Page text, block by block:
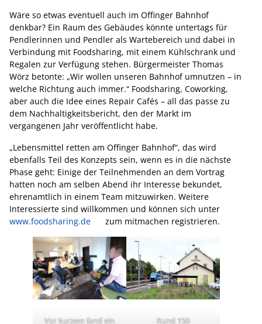
Wäre so etwas eventuell auch im Offinger Bahnhof
denkbar? Ein Raum des Gebäudes könnte untertags für
Pendlerinnen und Pendler als Wartebereich und dabei in
Verbindung mit Foodsharing, mit einem Kühlschrank und
Regalen zur Verfügung stehen. Bürgermeister Thomas
Wörz betonte: „Wir wollen unseren Bahnhof umnutzen – in
welche Richtung auch immer.“ Foodsharing, Coworking,
aber auch die Idee eines Repair Cafés – all das passe zu
dem Nachhaltigkeitsbericht, den der Markt im
vergangenen Jahr veröffentlicht habe.
„Lebensmittel retten am Offinger Bahnhof“, das wird
ebenfalls Teil des Konzepts sein, wenn es in die nächste
Phase geht: Einige der Teilnehmenden an dem Vortrag
hatten noch am selben Abend ihr Interesse bekundet,
ehrenamtlich in einem Team mitzuwirken. Weitere
Interessierte sind willkommen und können sich unter
www.foodsharing.de
zum mitmachen registrieren.
Vor kurzem fand ein Rund 150